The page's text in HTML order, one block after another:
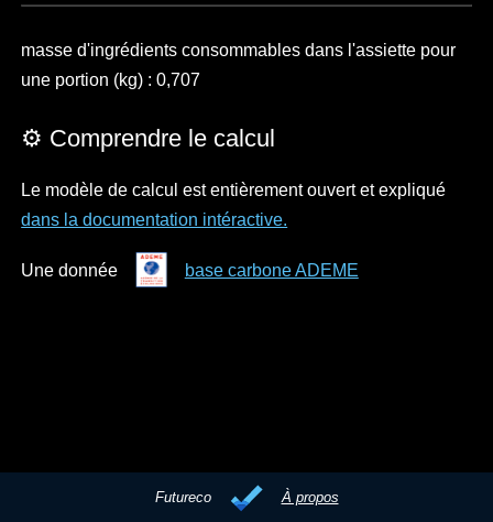
masse d'ingrédients consommables dans l'assiette pour
une portion (kg) : 0,707
⚙️ Comprendre le calcul
Le modèle de calcul est entièrement ouvert et expliqué
dans la documentation intéractive.
Une donnée base carbone ADEME
Futureco À propos